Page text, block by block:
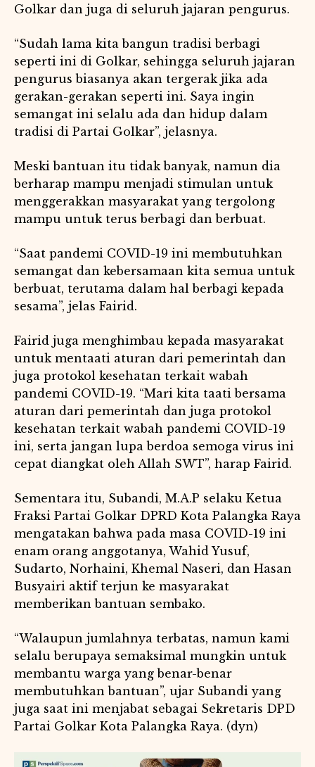
Golkar dan juga di seluruh jajaran pengurus.
“Sudah lama kita bangun tradisi berbagi
seperti ini di Golkar, sehingga seluruh jajaran
pengurus biasanya akan tergerak jika ada
gerakan-gerakan seperti ini. Saya ingin
semangat ini selalu ada dan hidup dalam
tradisi di Partai Golkar”, jelasnya.
Meski bantuan itu tidak banyak, namun dia
berharap mampu menjadi stimulan untuk
menggerakkan masyarakat yang tergolong
mampu untuk terus berbagi dan berbuat.
“Saat pandemi COVID-19 ini membutuhkan
semangat dan kebersamaan kita semua untuk
berbuat, terutama dalam hal berbagi kepada
sesama”, jelas Fairid.
Fairid juga menghimbau kepada masyarakat
untuk mentaati aturan dari pemerintah dan
juga protokol kesehatan terkait wabah
pandemi COVID-19. “Mari kita taati bersama
aturan dari pemerintah dan juga protokol
kesehatan terkait wabah pandemi COVID-19
ini, serta jangan lupa berdoa semoga virus ini
cepat diangkat oleh Allah SWT”, harap Fairid.
Sementara itu, Subandi, M.A.P selaku Ketua
Fraksi Partai Golkar DPRD Kota Palangka Raya
mengatakan bahwa pada masa COVID-19 ini
enam orang anggotanya, Wahid Yusuf,
Sudarto, Norhaini, Khemal Naseri, dan Hasan
Busyairi aktif terjun ke masyarakat
memberikan bantuan sembako.
“Walaupun jumlahnya terbatas, namun kami
selalu berupaya semaksimal mungkin untuk
membantu warga yang benar-benar
membutuhkan bantuan”, ujar Subandi yang
juga saat ini menjabat sebagai Sekretaris DPD
Partai Golkar Kota Palangka Raya. (dyn)